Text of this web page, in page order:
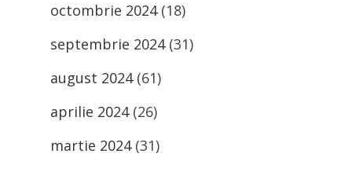
octombrie 2024(18)
septembrie 2024(31)
august 2024(61)
aprilie 2024(26)
martie 2024(31)